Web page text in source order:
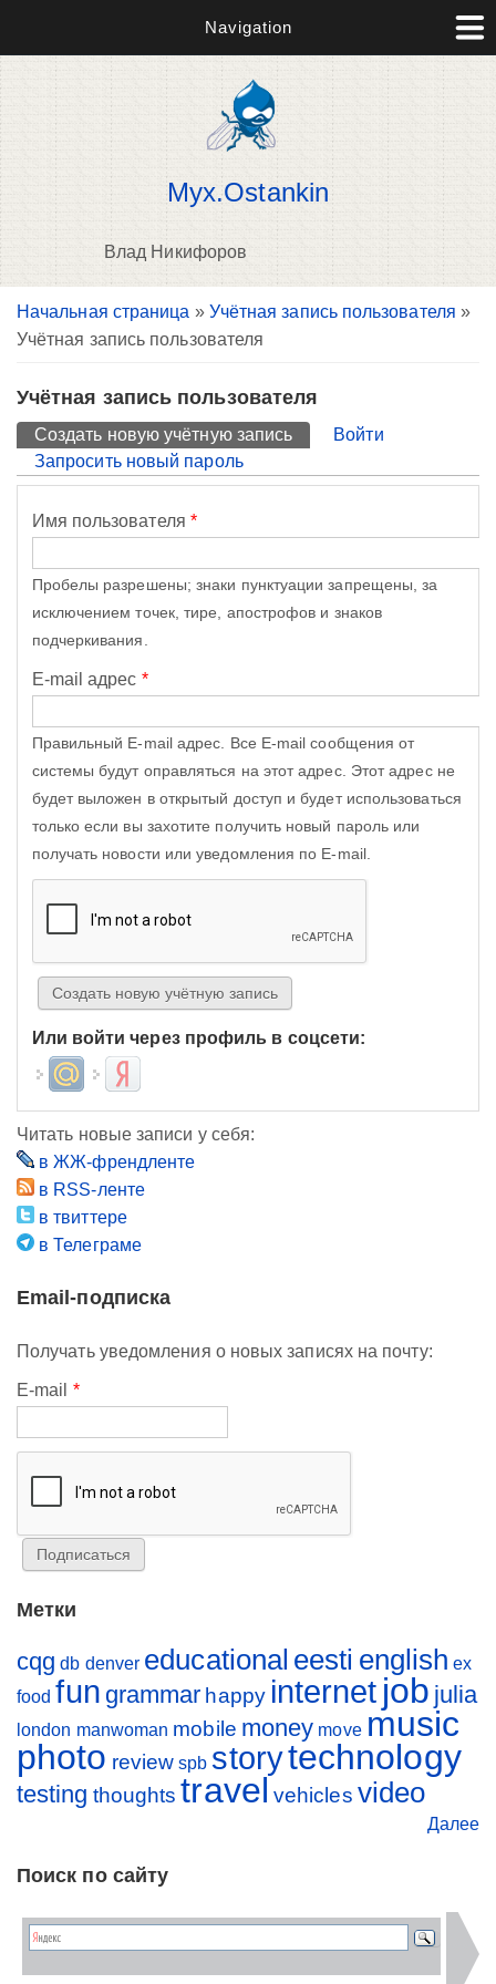
Navigation
Myx.Ostankin
Влад Никифоров
Вы здесь
Начальная страница » Учётная запись пользователя »
Учётная запись пользователя
Учётная запись пользователя
Главные вкладки
Создать новую учётную запись (активная вкладка)
Войти
Запросить новый пароль
Имя пользователя *
Пробелы разрешены; знаки пунктуации запрещены, за
исключением точек, тире, апострофов и знаков
подчеркивания.
E-mail адрес *
Правильный E-mail адрес. Все E-mail сообщения от
системы будут оправляться на этот адрес. Этот адрес не
будет выложен в открытый доступ и будет использоваться
только если вы захотите получить новый пароль или
получать новости или уведомления по E-mail.
Или войти через профиль в соцсети:
Login with Mail.ruLogin with Яндекс
Читать новые записи у себя:
в ЖЖ-френдленте
в RSS-ленте
в твиттере
в Телеграме
Email-подписка
Получать уведомления о новых записях на почту:
E-mail *
Метки
cqg db denver educational eesti english ex
food fun grammar happy internet job julia
london manwoman mobile money move music
photo review spb storytechnology
testing thoughts travel vehicles video
Далее
Поиск по сайту